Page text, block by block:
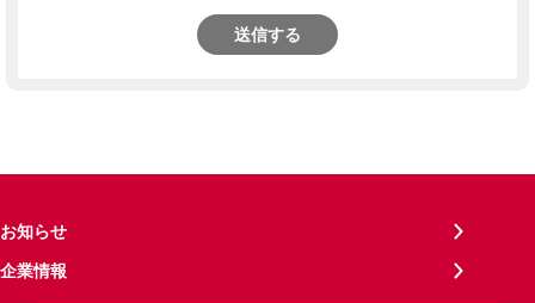
送信する
お知らせ
企業情報